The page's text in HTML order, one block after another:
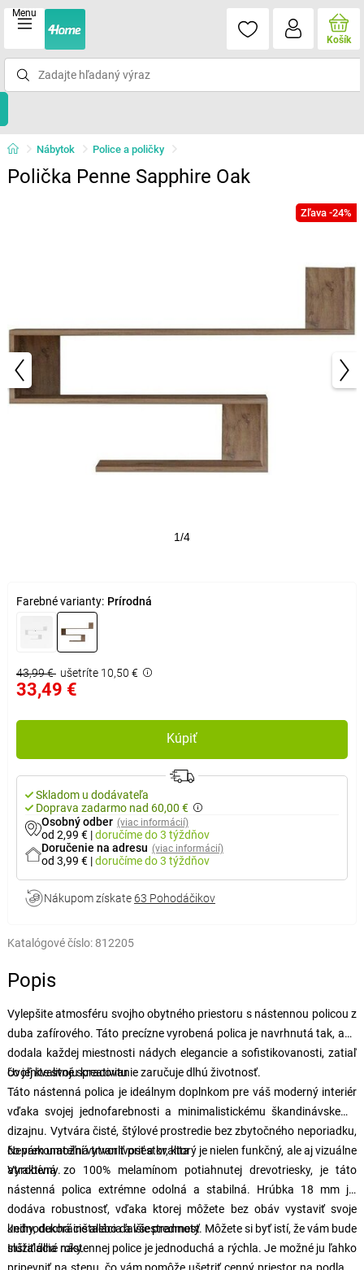
Menu
Košík
Nábytok Police a poličky
Polička Penne Sapphire Oak
Zľava -24%
1/4
Farebné varianty: Prírodná
43,99 € ušetríte 10,50 €
33,49 €
Kúpiť
Skladom u dodávateľa
Doprava zadarmo nad 60,00 €
Osobný odber (viac informácií)
od 2,99 € |doručímedo 3 týždňov
Doručenie na adresu (viac informácií)
od 3,99 € |doručímedo 3 týždňov
Nákupom získate 63 Pohodáčikov
Katalógové číslo: 812205
Popis
Vylepšite atmosféru svojho obytného priestoru s nástennou policou z
duba zafírového. Táto precízne vyrobená polica je navrhnutá tak, aby
dodala každej miestnosti nádych elegancie a sofistikovanosti, zatiaľ
čo jej kvalitné spracovanie zaručuje dlhú životnosť.
Uvoľnite svoju kreativitu
Táto nástenná polica je ideálnym doplnkom pre váš moderný interiér
vďaka svojej jednofarebnosti a minimalistickému škandinávskemu
dizajnu. Vytvára čisté, štýlové prostredie bez zbytočného neporiadku,
čo vám umožní vytvoriť priestor, ktorý je nielen funkčný, ale aj vizuálne
atraktívny.
Neprekonateľná trvanlivosť a kvalita
Vyrobená zo 100% melamínom potiahnutej drevotriesky, je táto
nástenná polica extrémne odolná a stabilná. Hrúbka 18 mm jej
dodáva robustnosť, vďaka ktorej môžete bez obáv vystaviť svoje
knihy, dekorácie alebo ďalšie predmety. Môžete si byť istí, že vám bude
slúžiť dlhé roky.
Jednoduchá inštalácia a všestrannosť
Inštalácia nástennej police je jednoduchá a rýchla. Je možné ju ľahko